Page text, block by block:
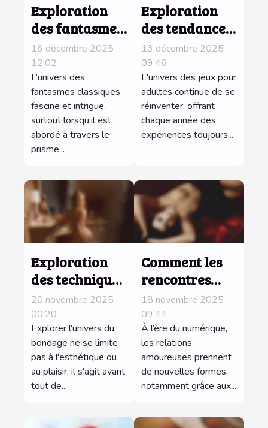
Exploration
des fantasmes
classiques à
travers les
récits de
femmes mûres
16 décembre 2025
12:02
L’univers des
fantasmes classiques
fascine et intrigue,
surtout lorsqu’il est
abordé à travers le
prisme...
Exploration
des tendances
des jeux pour
adultes en
2025 : Quelles
nouveautés ?
13 décembre 2025
09:46
L'univers des jeux pour
adultes continue de se
réinventer, offrant
chaque année des
expériences toujours...
Exploration
des techniques
sécuritaires
dans les jeux
de bondage
20 novembre 2025
00:20
Explorer l'univers du
bondage ne se limite
pas à l'esthétique ou
au plaisir, il s'agit avant
tout de...
Comment les
rencontres
sans frais
réinventent
l'amour à l'ère
numérique ?
18 novembre 2025
09:44
À l’ère du numérique,
les relations
amoureuses prennent
de nouvelles formes,
notamment grâce aux...